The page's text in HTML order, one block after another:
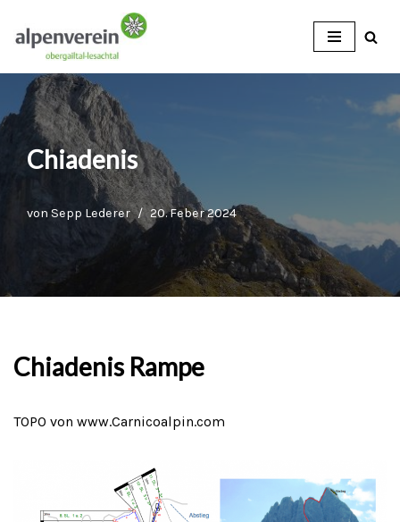
Zum
Inhalt
Chiadenis
von Sepp Lederer 20. Feber 2024
Chiadenis Rampe
TOPO von www.Carnicoalpin.com